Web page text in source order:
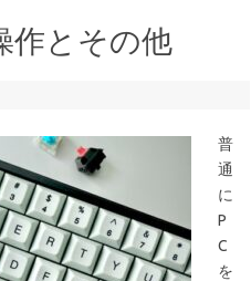
作とその他
普
通
に
P
C
を